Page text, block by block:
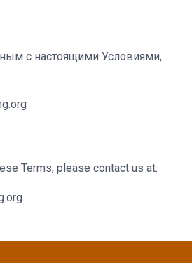
с настоящими Условиями,
Terms, please contact us at: